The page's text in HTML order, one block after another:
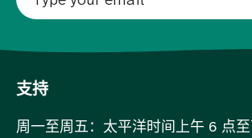
支持
周一至周五：太平洋时间上午 6 点